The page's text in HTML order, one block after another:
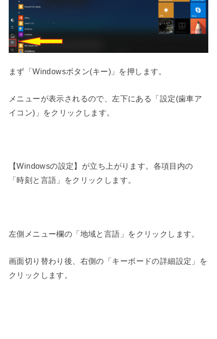
まず 「Windowsボタン(キー)」 を押します。
メニューが表示されるので、左下にある
「設定(歯車ア
イコン)」
をクリックします。
【Windowsの設定】 が立ち上がります。各項目内の
「時刻と言語」
をクリックします。
左側メニュー欄の 「地域と言語」 をクリックします。
画面切り替わり後、右側の 「キーボードの詳細設定」
を
クリックします。